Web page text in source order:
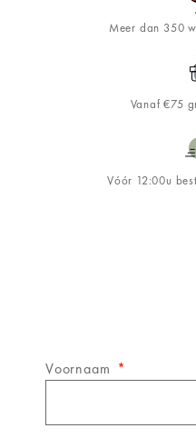
Meer dan 350
Vanaf €75
Vóór 12:00u
Voornaam